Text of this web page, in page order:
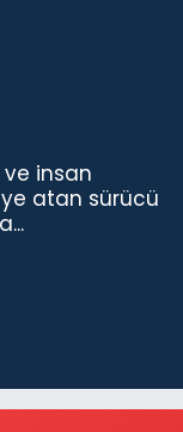
insan
atan sürücü